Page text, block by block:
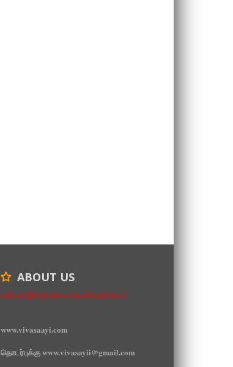
ABOUT US
உயிர்பலி இன்றி உரிமை வென்றெடுப்போம்
www.vivasaayi.com
தொடர்புக்கு www.vivasayii@gmail.com